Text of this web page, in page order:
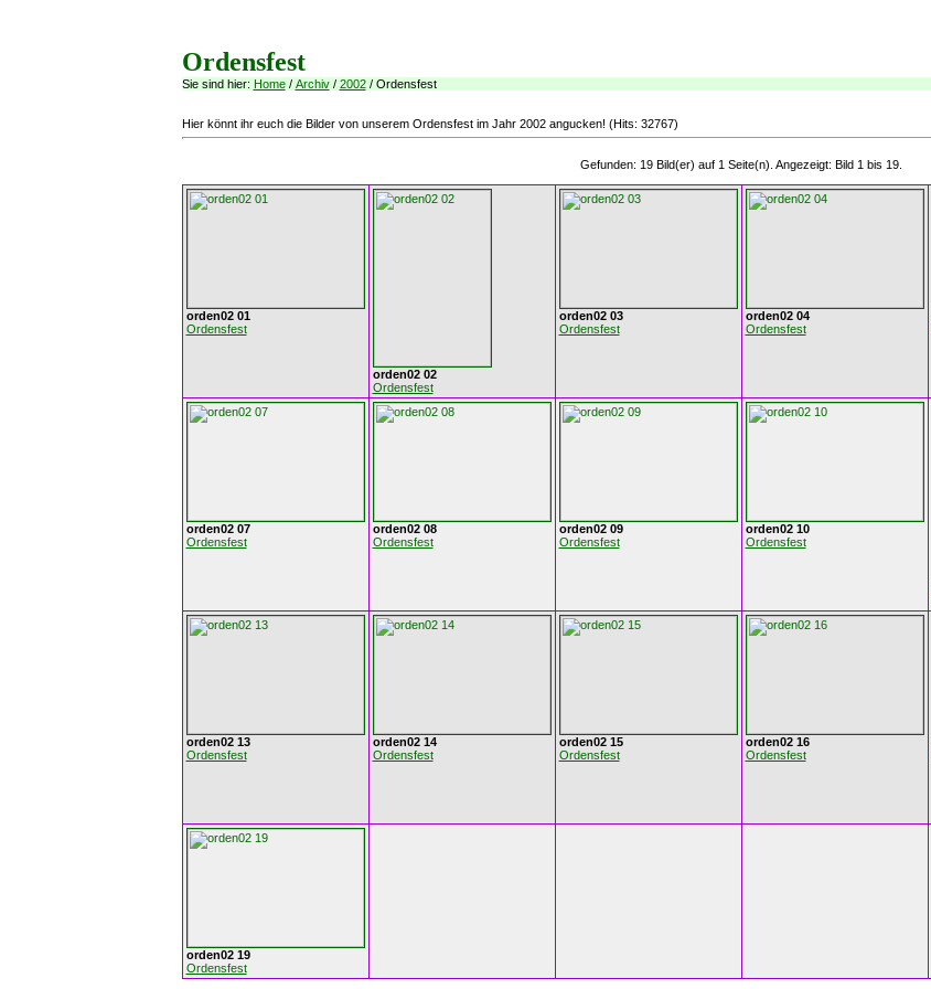
Ordensfest
Sie sind hier: Home/ Archiv/ 2002/ Ordensfest
Hier könnt ihr euch die Bilder von unserem Ordensfest im Jahr 2002 angucken! (Hits: 32767)
Gefunden: 19 Bild(er) auf 1 Seite(n). Angezeigt: Bild 1 bis 19.
orden02 01
Ordensfest
orden02 02
Ordensfest
orden02 03
Ordensfest
orden02 04
Ordensfest
orden02 07
Ordensfest
orden02 08
Ordensfest
orden02 09
Ordensfest
orden02 10
Ordensfest
orden02 13
Ordensfest
orden02 14
Ordensfest
orden02 15
Ordensfest
orden02 16
Ordensfest
orden02 19
Ordensfest